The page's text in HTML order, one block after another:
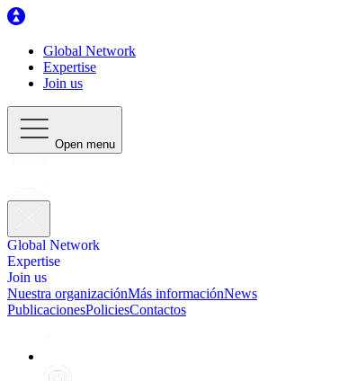
Global Network
Expertise
Join us
Open menu
Global Network
Expertise
Join us
Nuestra organizaciónMás informaciónNews
PublicacionesPoliciesContactos